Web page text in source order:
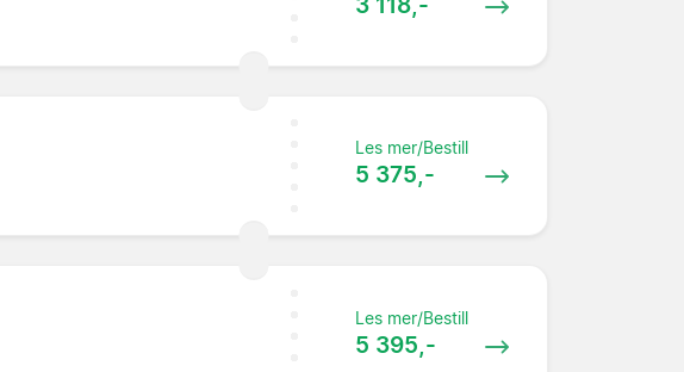
Les mer/Bestill
5 375,-
Les mer/Bestill
5 395,-